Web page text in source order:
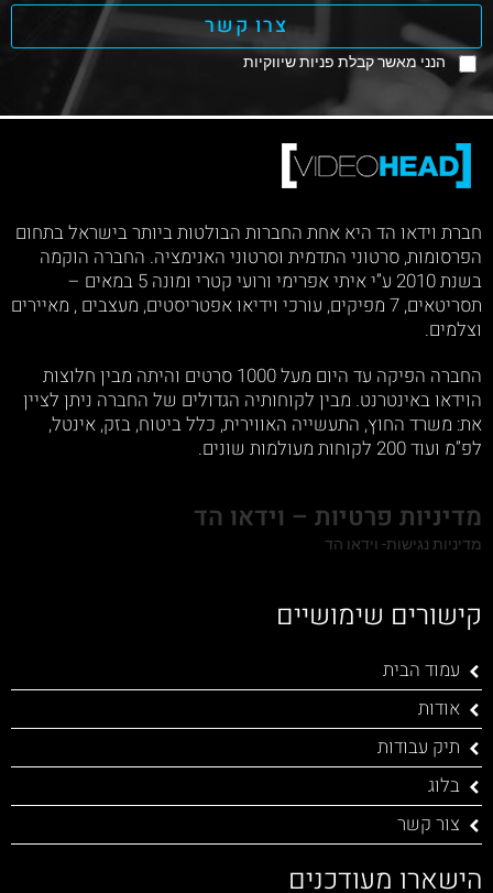
הנני מאשר קבלת פניות שיווקיות
צרו קשר
חברת וידאו הד היא אחת החברות הבולטות ביותר בישראל בתחום
הפרסומות, סרטוני התדמית וסרטוני האנימציה. החברה הוקמה
בשנת 2010 ע”י איתי אפרימי ורועי קטרי ומונה 5 במאים –
תסריטאים, 7 מפיקים, עורכי וידיאו אפטריסטים, מעצבים , מאיירים
וצלמים.
החברה הפיקה עד היום מעל 1000 סרטים והיתה מבין חלוצות
הוידאו באינטרנט. מבין לקוחותיה הגדולים של החברה ניתן לציין
את: משרד החוץ, התעשייה האווירית, כלל ביטוח, בזק, אינטל,
לפ”מ ועוד 200 לקוחות מעולמות שונים.
מדיניות פרטיות – וידאו הד
מדיניות נגישות- וידאו הד
קישורים שימושיים
עמוד הבית
אודות
תיק עבודות
בלוג
צור קשר
הישארו מעודכנים